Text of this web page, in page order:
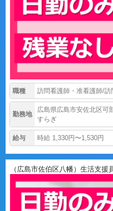
職種 訪問看護師・准看護師/
勤務地
広島県広島市安佐北区可
すらぎ
給与 時給 1,330円〜1,530円
（広島市佐伯区八幡）生活支援